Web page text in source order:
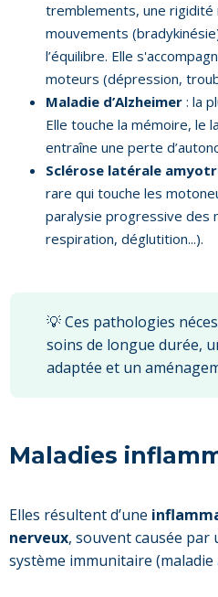
tremblements, une rigidité
mouvements
l’équilibre. Elle
moteurs (dépression,
Maladie d’Alzheimer : la
Elle touche la mémoire, le
entraîne une perte
Sclérose latérale
rare qui touche les
paralysie progressive des
respiration, déglutition...).
💡 Ces pathologies
soins de longue durée,
adaptée et un
Maladies
Elles résultent d’une
nerveux, souvent causée par
système immunitaire